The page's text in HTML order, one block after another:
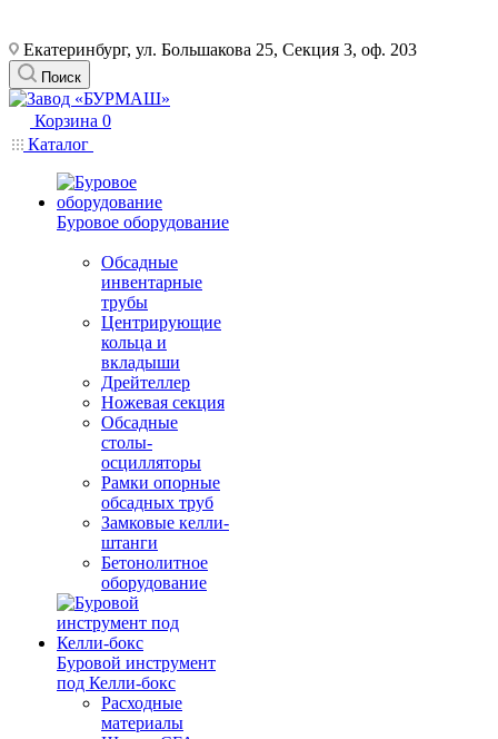
Екатеринбург, ул. Большакова 25, Секция 3, оф. 203
Поиск
Корзина 0
Каталог
Буровое оборудование
Обсадные
инвентарные
трубы
Центрирующие
кольца и
вкладыши
Дрейтеллер
Ножевая секция
Обсадные
столы-
осцилляторы
Рамки опорные
обсадных труб
Замковые келли-
штанги
Бетонолитное
оборудование
Буровой инструмент
под Келли-бокс
Расходные
материалы